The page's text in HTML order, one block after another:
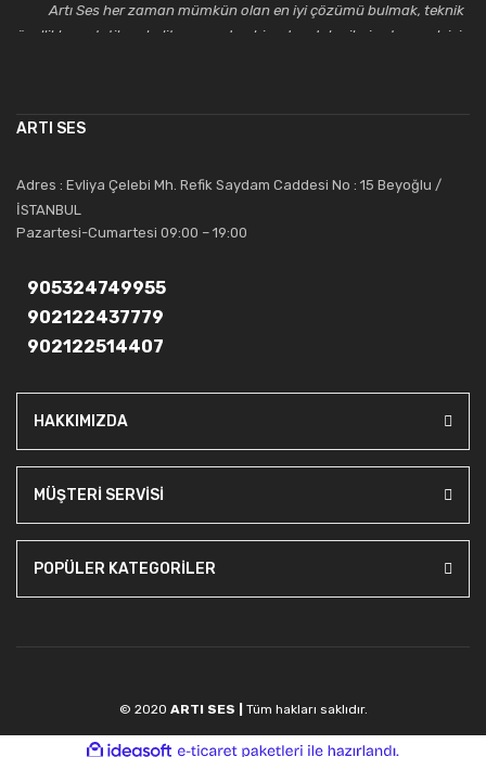
Artı Ses her zaman mümkün olan en iyi çözümü bulmak, teknik
özellikler, estetik ve kalite açısından bir adım daha ileriye taşımak için
saygıdeğer yerini kazanmıştır.
Artı Ses, güler yüzü ve deneyimi ile bu gün ve gelecekte
güvenebileceğiniz bir tercihtir.
ARTI SES
Adres : Evliya Çelebi Mh. Refik Saydam Caddesi No : 15 Beyoğlu /
İSTANBUL
Pazartesi-Cumartesi 09:00 – 19:00
905324749955
902122437779
902122514407
HAKKIMIZDA
MÜŞTERİ SERVİSİ
POPÜLER KATEGORİLER
© 2020 ARTI SES | Tüm hakları saklıdır.
ideasoft e-